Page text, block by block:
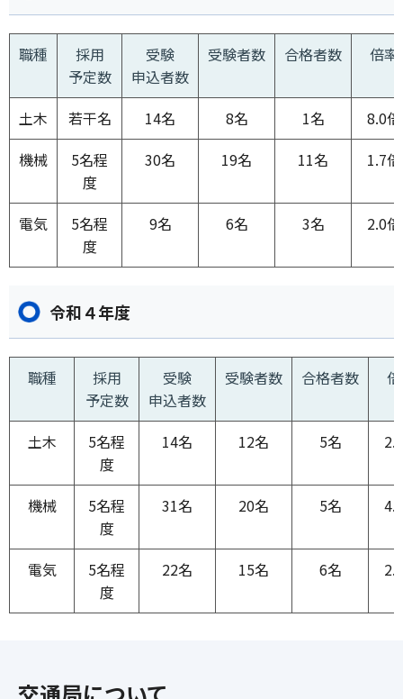
職種
採用
予定数
受験
申込者数
受験者数 合格者数 倍率
土木 若干名 14名 8名 1名
8.0倍
機械
5名程
度
30名 19名 11名 1.7倍
電気
5名程
度
9名 6名 3名 2.0倍
令和４年度
職種
採用
予定数
受験
申込者数
受験者数 合格者数
土木
5名程
度
14名 12名 5名
機械
5名程
度
31名 20名 5名
電気
5名程
度
22名 15名 6名